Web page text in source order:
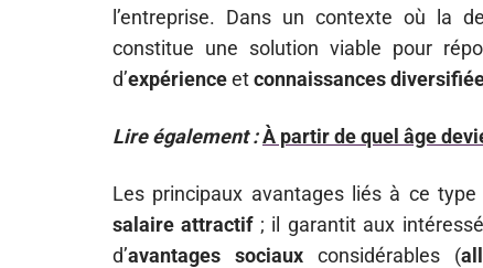
l’entreprise. Dans un contexte où la
constitue une solution viable pour
d’expérienceetconnaissances
Lire également :À partir de quel âge
Les principaux avantages liés à ce
salaire attractif; il garantit aux
d’avantages sociaux considérables (